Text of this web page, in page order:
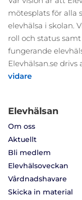
mötesplats för alla
elevhälsa i skolan.
roll och status
fungerande
Elevhälsan.se
vidare
Elevhälsan
Om oss
Aktuellt
Bli medlem
Elevhälsoveckan
Vårdnadshavare
Skicka in material